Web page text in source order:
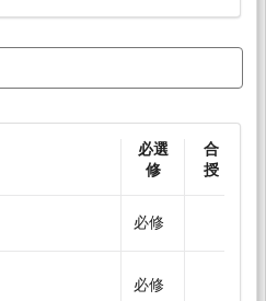
必選
修
合
授
必修
必修